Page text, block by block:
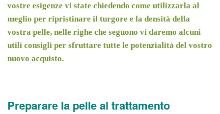
vostre esigenze vi state chiedendo come utilizzarla al
meglio per ripristinare il turgore e la densità della
vostra pelle, nelle righe che seguono vi daremo alcuni
utili consigli per sfruttare tutte le potenzialità del vostro
nuovo acquisto.
Preparare la pelle al trattamento